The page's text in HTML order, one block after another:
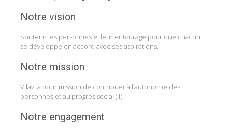
Notre vision
Soutenir les personnes et leur entourage pour que chacun
se développe en accord avec ses aspirations.
Notre mission
Vilavi a pour mission de contribuer à l’autonomie des
personnes et au progrès social (1).
Notre engagement